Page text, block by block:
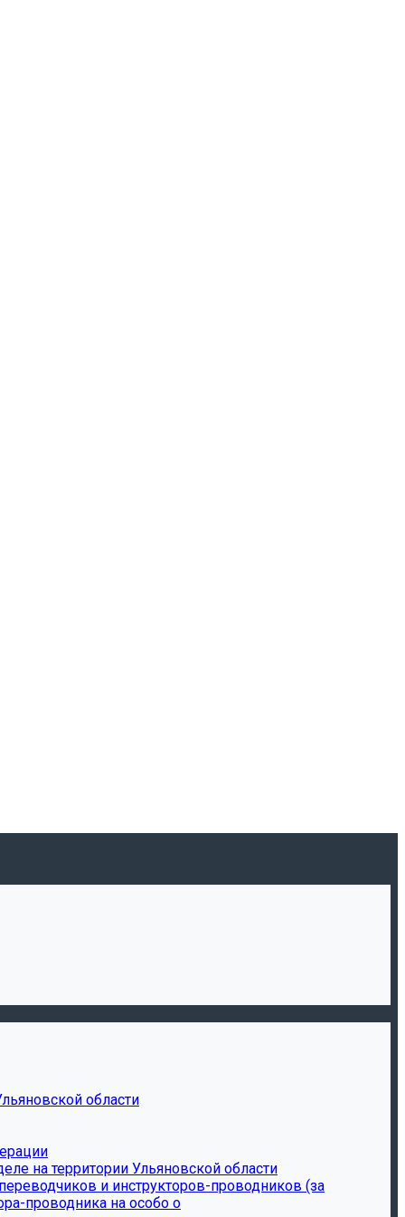
области
на территории Ульяновской области
и инструкторов-проводников (за
проводника на особо о